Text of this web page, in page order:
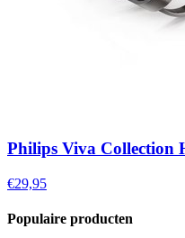
Philips Viva Collection
€29,95
Populaire producten